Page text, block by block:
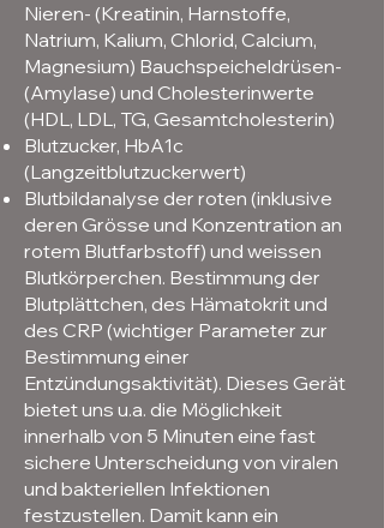
Nieren- (Kreatinin, Harnstoffe,
Natrium, Kalium, Chlorid, Calcium,
Magnesium) Bauchspeicheldrüsen-
(Amylase) und Cholesterinwerte
(HDL, LDL, TG, Gesamtcholesterin)
Blutzucker, HbA1c
(Langzeitblutzuckerwert)
Blutbildanalyse der roten (inklusive
deren Grösse und Konzentration an
rotem Blutfarbstoff) und weissen
Blutkörperchen. Bestimmung der
Blutplättchen, des Hämatokrit und
des CRP (wichtiger Parameter zur
Bestimmung einer
Entzündungsaktivität). Dieses Gerät
bietet uns u.a. die Möglichkeit
innerhalb von 5 Minuten eine fast
sichere Unterscheidung von viralen
und bakteriellen Infektionen
festzustellen. Damit kann ein